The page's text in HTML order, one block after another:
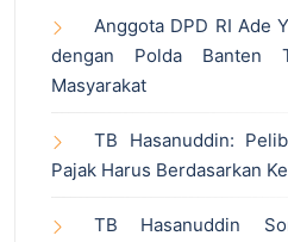
Anggota DPD RI Ade
dengan Polda Banten
Masyarakat
TB Hasanuddin:
Pajak Harus Berdasarkan
TB Hasanuddin